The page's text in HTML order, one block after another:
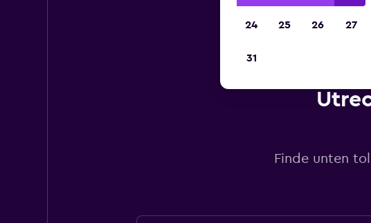
Finde unten
24 25 26 27
31